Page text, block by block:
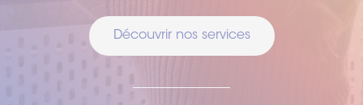
Découvrir nos services